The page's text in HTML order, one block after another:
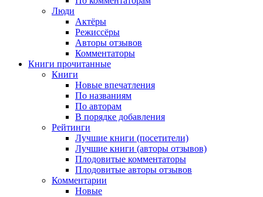
Люди
Актёры
Режиссёры
Авторы отзывов
Комментаторы
Книги прочитанные
Книги
Новые впечатления
По названиям
По авторам
В порядке добавления
Рейтинги
Лучшие книги (посетители)
Лучшие книги (авторы отзывов)
Плодовитые комментаторы
Плодовитые авторы отзывов
Комментарии
Новые